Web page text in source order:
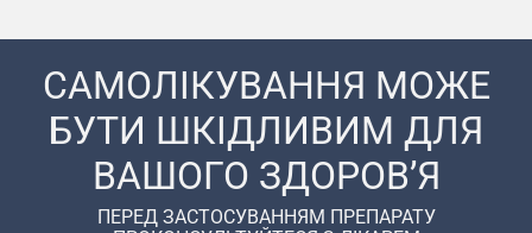
САМОЛІКУВАННЯ МОЖЕ
БУТИ ШКІДЛИВИМ ДЛЯ
ВАШОГО ЗДОРОВ’Я
ПЕРЕД ЗАСТОСУВАННЯМ ПРЕПАРАТУ